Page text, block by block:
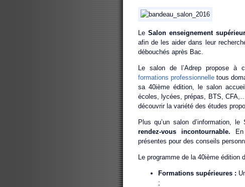
LeSalon enseignement
afin de les aider dans leur
débouchés après Bac.
Le salon de l’Adrep propose à
formations professionnelletous
sa 40ième édition, le salon
écoles, lycées, prépas, BTS,
découvrir la variété des études
Plus qu’un salon d’information,
rendez-vous incontournable.
présentes pour des conseils
Le programme de la 40ième édition
Formations supérieures :
;